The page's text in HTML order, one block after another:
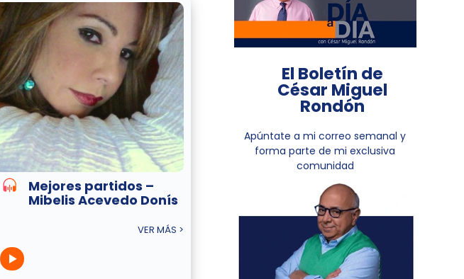
Mejores partidos –
Mibelis Acevedo Donís
VER MÁS >
El Boletín de
César Miguel
Rondón
Apúntate a mi correo semanal y
forma parte de mi exclusiva
comunidad